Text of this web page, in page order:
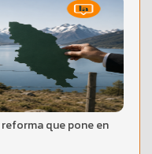
reforma que pone en